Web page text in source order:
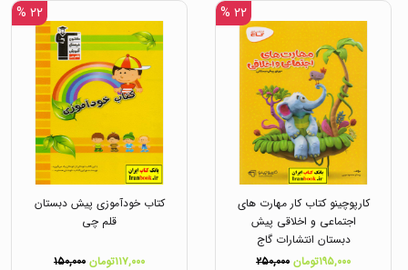
۲۲ %
کارپوچینو کتاب کار مهارت های
اجتماعی و اخلاقی پیش
دبستان انتشارات گاج
۱۹۵,۰۰۰تومان
۲۵۰,۰۰۰
۲۲ %
کتاب خودآموزی پیش دبستان
قلم چی
۱۱۷,۰۰۰تومان ۱۵۰,۰۰۰